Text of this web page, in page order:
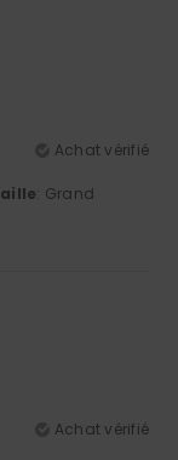
Achat vérifié
: Grand
Achat vérifié